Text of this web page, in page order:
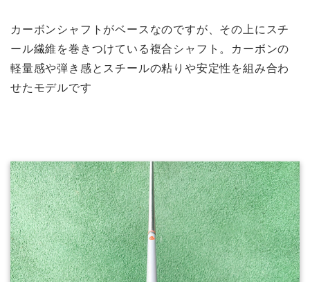
カーボンシャフトがベースなのですが、その上にスチ
ール繊維を巻きつけている複合シャフト。カーボンの
軽量感や弾き感とスチールの粘りや安定性を組み合わ
せたモデルです